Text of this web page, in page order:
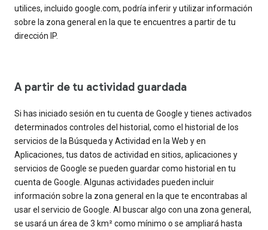
utilices, incluido google.com, podría inferir y utilizar información
sobre la zona general en la que te encuentres a partir de tu
dirección IP.
A partir de tu actividad guardada
Si has iniciado sesión en tu cuenta de Google y tienes activados
determinados controles del historial, como el historial de los
servicios de la Búsqueda y Actividad en la Web y en
Aplicaciones, tus datos de actividad en sitios, aplicaciones y
servicios de Google se pueden guardar como historial en tu
cuenta de Google. Algunas actividades pueden incluir
información sobre la zona general en la que te encontrabas al
usar el servicio de Google. Al buscar algo con una zona general,
se usará un área de 3 km² como mínimo o se ampliará hasta